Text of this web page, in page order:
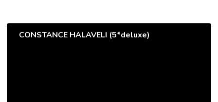
CONSTANCE HALAVELI (5*deluxe)